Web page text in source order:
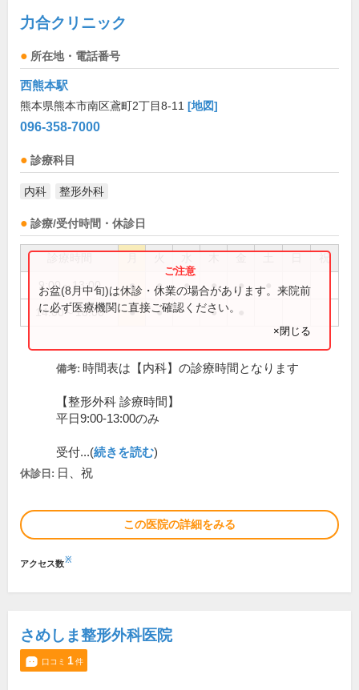
力合クリニック
所在地・電話番号
西熊本駅
熊本県熊本市南区鳶町2丁目8-11 [地図]
096-358-7000
診療科目
内科 整形外科
診療/受付時間・休診日
祝
9:00～13:00 ● ● ● ● ●
14:00～18:00 ● ● ●
お盆(8月中旬)は休診・休業の場合があります。来院前
に必ず医療機関に直接ご確認ください。
×閉じる
備考: 時間表は【内科】の診療時間となります
【整形外科 診療時間】
平日9:00-13:00のみ
受付...(続きを読む)
休診日: 日、祝
この医院の詳細をみる
アクセス数※
さめしま整形外科医院
口コミ 1件